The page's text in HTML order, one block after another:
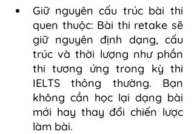
Giữ nguyên cấu trúc bài thi
quen thuộc: Bài thi retake sẽ
giữ nguyên định dạng, cấu
trúc và thời lượng như phần
thi tương ứng trong kỳ thi
IELTS thông thường. Bạn
không cần học lại dạng bài
mới hay thay đổi chiến lược
làm bài.